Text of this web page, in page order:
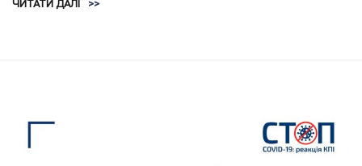
ЧИТАТИ ДАЛІ >>